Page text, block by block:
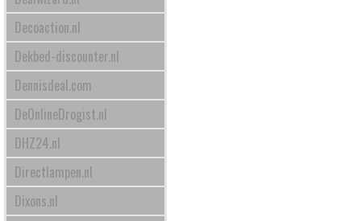
Decoaction.nl
Dekbed-discounter.nl
Dennisdeal.com
DeOnlineDrogist.nl
DHZ24.nl
Directlampen.nl
Dixons.nl